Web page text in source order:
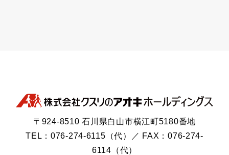
〒924-8510 石川県白山市横江町5180番地
TEL：076-274-6115（代）／ FAX：076-274-
6114（代）